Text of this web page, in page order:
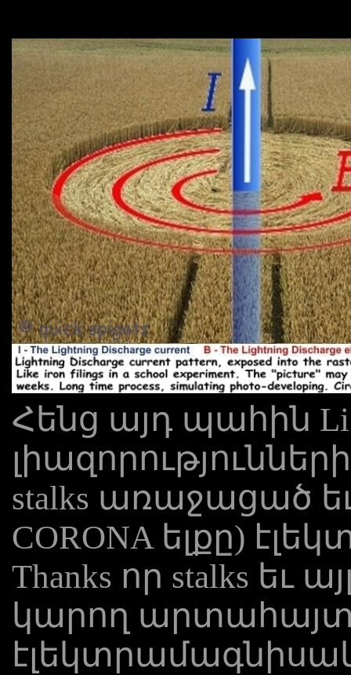
Հենց այդ պահին
stalks առաջացած
CORONA ելքը)
Thanks որ stalks եւ
կարող